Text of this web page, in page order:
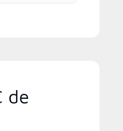
de